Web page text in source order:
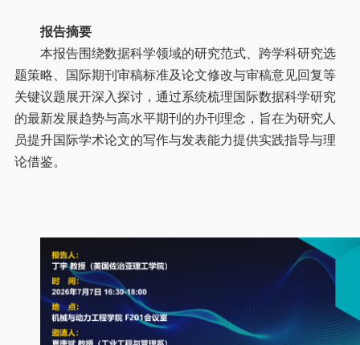
报告摘要
本报告围绕数据科学领域的研究范式、跨学科研究选
题策略、国际期刊审稿标准及论文修改与审稿意见回复等
关键议题展开深入探讨，通过系统梳理国际数据科学研究
的最新发展趋势与高水平期刊的办刊理念，旨在为研究人
员提升国际学术论文的写作与发表能力提供实践指导与理
论借鉴。